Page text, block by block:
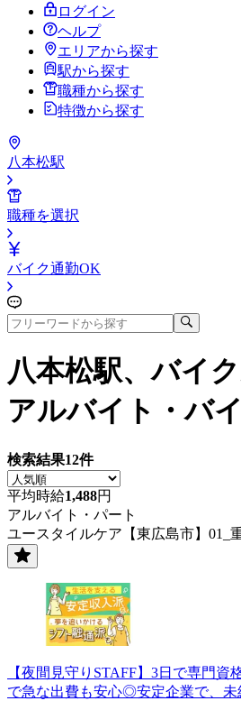
ログイン
ヘルプ
エリアから探す
駅から探す
職種から探す
特徴から探す
八本松駅
職種を選択
バイク通勤OK
八本松駅、バイ
アルバイト・バ
検索結果12件
平均時給1,488円
アルバイト・パート
ユースタイルケア【東広島市】01_
【夜間見守りSTAFF】3日で専門資
で急な出費も安心◎安定企業で、未